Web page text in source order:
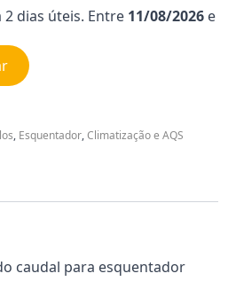
dias úteis. Entre 11/08/2026 e
, Esquentador,Climatização e AQS
caudal para esquentador